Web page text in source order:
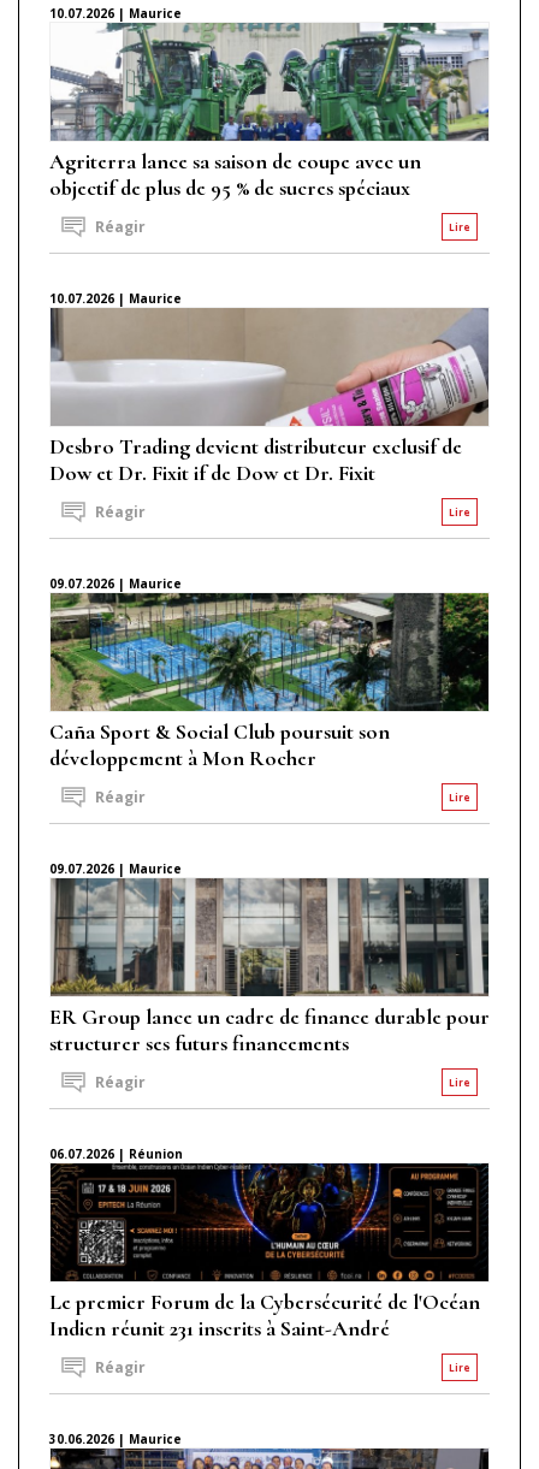
10.07.2026 | Maurice
Agriterra lance sa saison de coupe avec un
objectif de plus de 95 % de sucres spéciaux
Lire
Réagir
10.07.2026 | Maurice
Desbro Trading devient distributeur exclusif de
Dow et Dr. Fixit if de Dow et Dr. Fixit
Lire
Réagir
09.07.2026 | Maurice
Caña Sport & Social Club poursuit son
développement à Mon Rocher
Lire
Réagir
09.07.2026 | Maurice
ER Group lance un cadre de finance durable pour
structurer ses futurs financements
Lire
Réagir
06.07.2026 | Réunion
Le premier Forum de la Cybersécurité de l'Océan
Indien réunit 231 inscrits à Saint-André
Lire
Réagir
30.06.2026 | Maurice